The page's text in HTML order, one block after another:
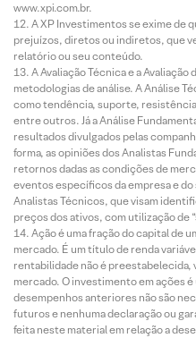
www.xpi.com.br.
A XP Investimentos se exime de
prejuízos, diretos ou indiretos, que
relatório ou seu conteúdo.
A Avaliação Técnica e a
metodologias de análise. A Análise
como tendência, suporte,
entre outros. Já a Análise
resultados divulgados pelas
forma, as opiniões dos Analistas
retornos dadas as condições de
eventos específicos da empresa e
Analistas Técnicos, que visam
preços dos ativos, com utilização de
Ação é uma fração do capital de
mercado. É um título de renda
rentabilidade não é preestabelecida,
mercado. O investimento em ações
desempenhos anteriores não são
futuros e nenhuma declaração ou
feita neste material em relação a